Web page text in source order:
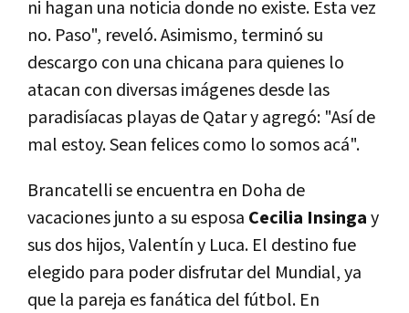
ni hagan una noticia donde no existe. Esta vez
no. Paso", reveló. Asimismo, terminó su
descargo con una chicana para quienes lo
atacan con diversas imágenes desde las
paradisíacas playas de Qatar y agregó: "Así de
mal estoy. Sean felices como lo somos acá".
Brancatelli se encuentra en Doha de
vacaciones junto a su esposa Cecilia Insingay
sus dos hijos, Valentín y Luca. El destino fue
elegido para poder disfrutar del Mundial, ya
que la pareja es fanática del fútbol. En